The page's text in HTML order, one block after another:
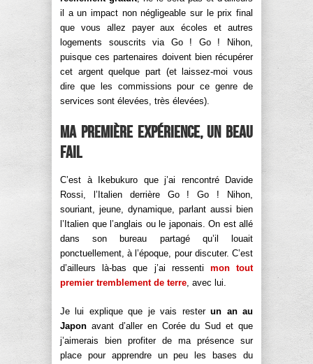
il a un impact non négligeable sur le prix final
que vous allez payer aux écoles et autres
logements souscrits via Go ! Go ! Nihon,
puisque ces partenaires doivent bien récupérer
cet argent quelque part (et laissez-moi vous
dire que les commissions pour ce genre de
services sont élevées, très élevées).
Ma première expérience, un beau
fail
C’est à Ikebukuro que j’ai rencontré Davide
Rossi, l’Italien derrière Go ! Go ! Nihon,
souriant, jeune, dynamique, parlant aussi bien
l’Italien que l’anglais ou le japonais. On est allé
dans son bureau partagé qu’il louait
ponctuellement, à l’époque, pour discuter. C’est
d’ailleurs là-bas que j’ai ressenti mon tout
premier tremblement de terre, avec lui.
Je lui explique que je vais resterun an au
Japon avant d’aller en Corée du Sud et que
j’aimerais bien profiter de ma présence sur
place pour apprendre un peu les bases du